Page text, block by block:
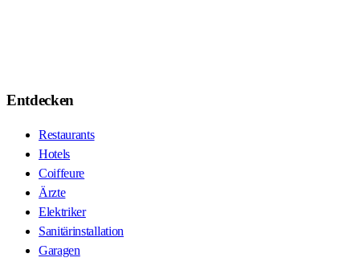
Entdecken
Restaurants
Hotels
Coiffeure
Ärzte
Elektriker
Sanitärinstallation
Garagen